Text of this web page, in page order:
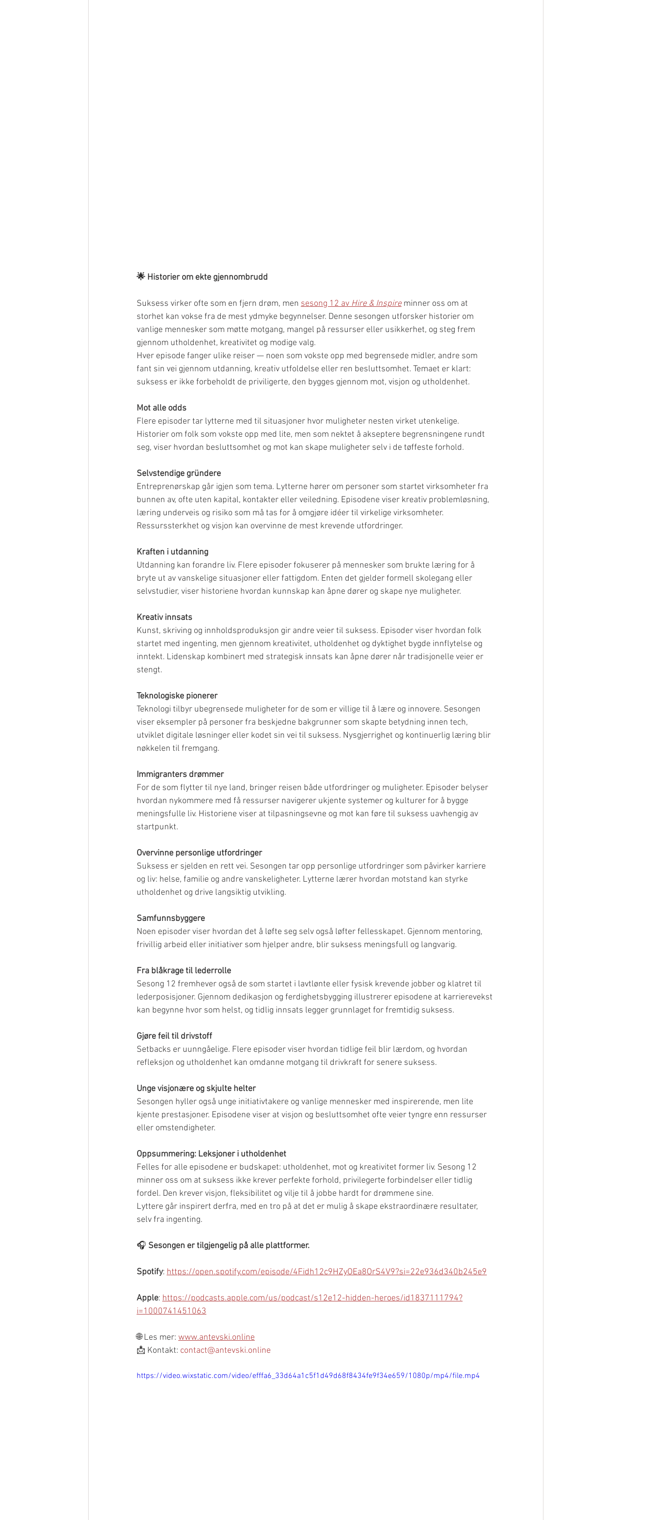
🌟 Historier om ekte gjennombrudd
Suksess virker ofte som en fjern drøm, men sesong 12 av Hire & Inspire minner oss om at
storhet kan vokse fra de mest ydmyke begynnelser. Denne sesongen utforsker historier om
vanlige mennesker som møtte motgang, mangel på ressurser eller usikkerhet, og steg frem
gjennom utholdenhet, kreativitet og modige valg.
Hver episode fanger ulike reiser — noen som vokste opp med begrensede midler, andre som
fant sin vei gjennom utdanning, kreativ utfoldelse eller ren besluttsomhet. Temaet er klart:
suksess er ikke forbeholdt de priviligerte, den bygges gjennom mot, visjon og utholdenhet.
Mot alle odds
Flere episoder tar lytterne med til situasjoner hvor muligheter nesten virket utenkelige.
Historier om folk som vokste opp med lite, men som nektet å akseptere begrensningene rundt
seg, viser hvordan besluttsomhet og mot kan skape muligheter selv i de tøffeste forhold.
Selvstendige gründere
Entreprenørskap går igjen som tema. Lytterne hører om personer som startet virksomheter fra
bunnen av, ofte uten kapital, kontakter eller veiledning. Episodene viser kreativ problemløsning,
læring underveis og risiko som må tas for å omgjøre idéer til virkelige virksomheter.
Ressurssterkhet og visjon kan overvinne de mest krevende utfordringer.
Kraften i utdanning
Utdanning kan forandre liv. Flere episoder fokuserer på mennesker som brukte læring for å
bryte ut av vanskelige situasjoner eller fattigdom. Enten det gjelder formell skolegang eller
selvstudier, viser historiene hvordan kunnskap kan åpne dører og skape nye muligheter.
Kreativ innsats
Kunst, skriving og innholdsproduksjon gir andre veier til suksess. Episoder viser hvordan folk
startet med ingenting, men gjennom kreativitet, utholdenhet og dyktighet bygde innflytelse og
inntekt. Lidenskap kombinert med strategisk innsats kan åpne dører når tradisjonelle veier er
stengt.
Teknologiske pionerer
Teknologi tilbyr ubegrensede muligheter for de som er villige til å lære og innovere. Sesongen
viser eksempler på personer fra beskjedne bakgrunner som skapte betydning innen tech,
utviklet digitale løsninger eller kodet sin vei til suksess. Nysgjerrighet og kontinuerlig læring blir
nøkkelen til fremgang.
Immigranters drømmer
For de som flytter til nye land, bringer reisen både utfordringer og muligheter. Episoder belyser
hvordan nykommere med få ressurser navigerer ukjente systemer og kulturer for å bygge
meningsfulle liv. Historiene viser at tilpasningsevne og mot kan føre til suksess uavhengig av
startpunkt.
Overvinne personlige utfordringer
Suksess er sjelden en rett vei. Sesongen tar opp personlige utfordringer som påvirker karriere
og liv: helse, familie og andre vanskeligheter. Lytterne lærer hvordan motstand kan styrke
utholdenhet og drive langsiktig utvikling.
Samfunnsbyggere
Noen episoder viser hvordan det å løfte seg selv også løfter fellesskapet. Gjennom mentoring,
frivillig arbeid eller initiativer som hjelper andre, blir suksess meningsfull og langvarig.
Fra blåkrage til lederrolle
Sesong 12 fremhever også de som startet i lavtlønte eller fysisk krevende jobber og klatret til
lederposisjoner. Gjennom dedikasjon og ferdighetsbygging illustrerer episodene at karrierevekst
kan begynne hvor som helst, og tidlig innsats legger grunnlaget for fremtidig suksess.
Gjøre feil til drivstoff
Setbacks er uunngåelige. Flere episoder viser hvordan tidlige feil blir lærdom, og hvordan
refleksjon og utholdenhet kan omdanne motgang til drivkraft for senere suksess.
Unge visjonære og skjulte helter
Sesongen hyller også unge initiativtakere og vanlige mennesker med inspirerende, men lite
kjente prestasjoner. Episodene viser at visjon og besluttsomhet ofte veier tyngre enn ressurser
eller omstendigheter.
Oppsummering: Leksjoner i utholdenhet
Felles for alle episodene er budskapet: utholdenhet, mot og kreativitet former liv. Sesong 12
minner oss om at suksess ikke krever perfekte forhold, privilegerte forbindelser eller tidlig
fordel. Den krever visjon, fleksibilitet og vilje til å jobbe hardt for drømmene sine.
Lyttere går inspirert derfra, med en tro på at det er mulig å skape ekstraordinære resultater,
selv fra ingenting.
🎧 Sesongen er tilgjengelig på alle plattformer.
Spotify: https://open.spotify.com/episode/4Fidh12c9HZyOEa8OrS4V9?si=22e936d340b245e9
Apple: https://podcasts.apple.com/us/podcast/s12e12-hidden-heroes/id1837111794?
i=1000741451063
🌐 Les mer: www.antevski.online
📩 Kontakt: contact@antevski.online
https://video.wixstatic.com/video/efffa6_33d64a1c5f1d49d68f8434fe9f34e659/1080p/mp4/file.mp4